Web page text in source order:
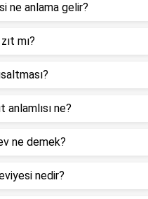
ne anlama gelir?
mı?
anlamlısı ne?
ne demek?
nedir?